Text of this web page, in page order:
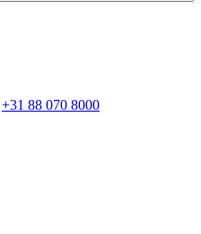
+31 88 070 8000